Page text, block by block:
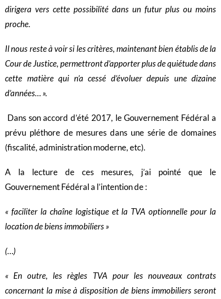
dirigera vers cette possibilité dans un futur plus ou moins
proche.
Il nous reste à voir si les critères, maintenant bien établis de la
Cour de Justice, permettront d’apporter plus de quiétude dans
cette matière qui n’a cessé d’évoluer depuis une dizaine
d’années… ».
Dans son accord d’été 2017, le Gouvernement Fédéral a
prévu pléthore de mesures dans une série de domaines
(fiscalité, administration moderne, etc).
A la lecture de ces mesures, j’ai pointé que le
Gouvernement Fédéral a l’intention de :
« faciliter la chaîne logistique et la TVA optionnelle pour la
location de biens immobiliers »
(…)
« En outre, les règles TVA pour les nouveaux contrats
concernant la mise à disposition de biens immobiliers seront